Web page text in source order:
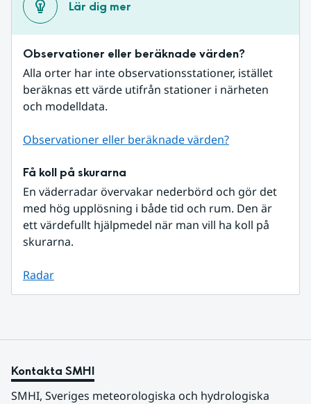
Lär dig mer
Observationer eller beräknade värden?
Alla orter har inte observationsstationer, istället
beräknas ett värde utifrån stationer i närheten
och modelldata.
Observationer eller beräknade värden?
Få koll på skurarna
En väderradar övervakar nederbörd och gör det
med hög upplösning i både tid och rum. Den är
ett värdefullt hjälpmedel när man vill ha koll på
skurarna.
Radar
Kontakta SMHI
SMHI, Sveriges meteorologiska och hydrologiska